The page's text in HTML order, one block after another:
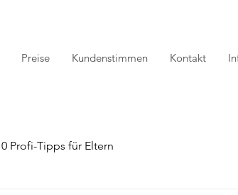
Preise Kundenstimmen Kontakt
Profi-Tipps für Eltern